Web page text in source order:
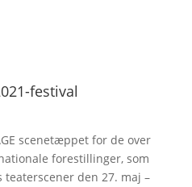
festival
scenetæppet for de over
forestillinger, som
den 27. maj –